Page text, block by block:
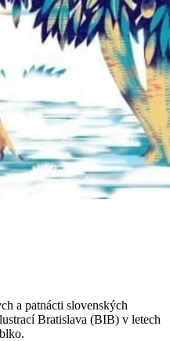
návody
a patnácti slovenských
Bratislava (BIB) v letech